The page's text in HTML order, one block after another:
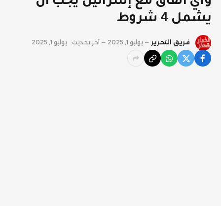
يشمل 4 شروط
فريق التحرير يوليو 1, 2025 آخر تحديث: يوليو 1, 2025